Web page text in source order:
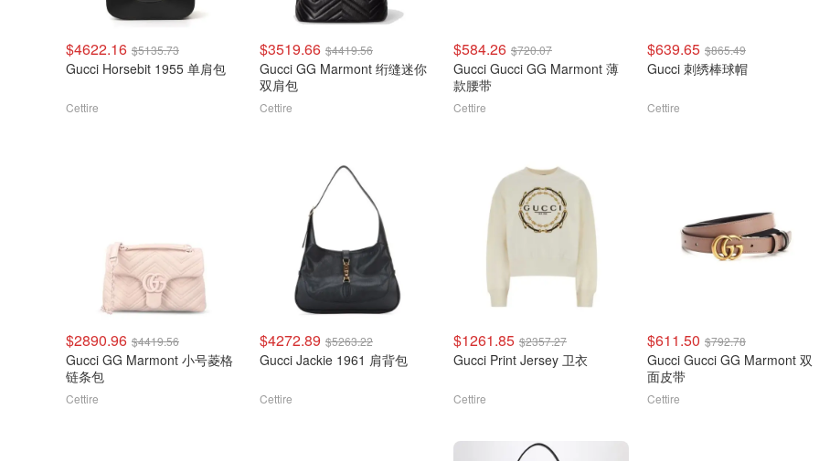
$4622.16 $5135.73
Gucci Horsebit 1955 单肩包
Cettire
$3519.66 $4419.56
Gucci GG Marmont 绗缝迷你
双肩包
Cettire
$584.26 $720.07
Gucci Gucci GG Marmont 薄
款腰带
Cettire
$639.65 $865.49
Gucci 刺绣棒球帽
Cettire
$2890.96 $4419.56
Gucci GG Marmont 小号菱格
链条包
Cettire
$4272.89 $5263.22
Gucci Jackie 1961 肩背包
Cettire
$1261.85 $2357.27
Gucci Print Jersey 卫衣
Cettire
$611.50 $792.78
Gucci Gucci GG Marmont 双
面皮带
Cettire